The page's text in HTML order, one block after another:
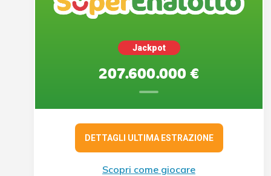
Jackpot
207.600.000 €
DETTAGLI ULTIMA ESTRAZIONE
Scopri come giocare